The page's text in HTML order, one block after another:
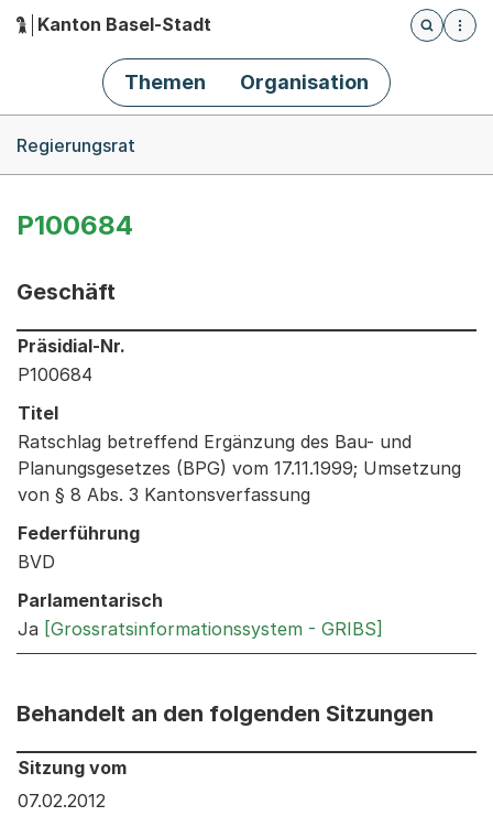
Hauptnavigation
Kanton Basel-Stadt
Öffnet
Themen Organisation
Regierungsrat
P100684
Geschäft
Informationen zum Ausgewählten Geschäft
Präsidial-Nr.
P100684
Titel
Ratschlag betreffend Ergänzung des Bau- und
Planungsgesetzes (BPG) vom 17.11.1999; Umsetzung
von § 8 Abs. 3 Kantonsverfassung
Federführung
BVD
Parlamentarisch
Ja [Grossratsinformationssystem - GRIBS]
Behandelt an den folgenden Sitzungen
Behandelt an den folgenden Sitzungen: Informationen
Sitzung vom
07.02.2012